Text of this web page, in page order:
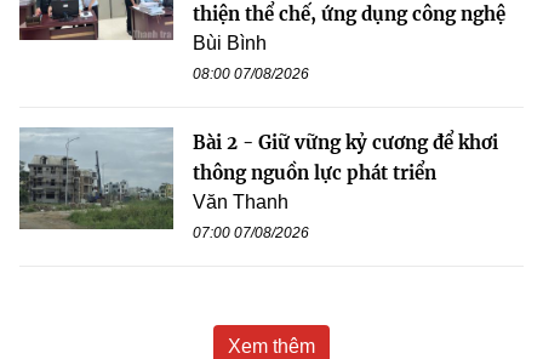
thiện thể chế, ứng dụng công nghệ
Bùi Bình
08:00 07/08/2026
Bài 2 - Giữ vững kỷ cương để khơi
thông nguồn lực phát triển
Văn Thanh
07:00 07/08/2026
Xem thêm